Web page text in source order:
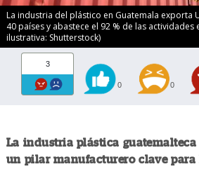
La industria del plástico en Guatemala exporta
40 países y abastece el 92 % de las actividades
ilustrativa: Shutterstock)
3
0 0
La industria plástica
un pilar manufacturero clave para